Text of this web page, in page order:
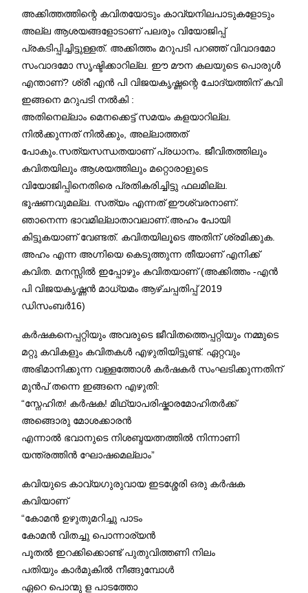
അക്കിത്തത്തിന്റെ കവിതയോടും കാവ്യനിലപാടുകളോടും
അല്ല ആശയങ്ങളോടാണ് പലരും വിയോജിപ്പ്
പ്രകടിപ്പിച്ചിട്ടുള്ളത്. അക്കിത്തം മറുപടി പറഞ്ഞ് വിവാദമോ
സംവാദമോ സൃഷ്ടിക്കാറില്ല. ഈ മൗന കലയുടെ പൊരുൾ
എന്താണ്? ശ്രീ എൻ പി വിജയകൃഷ്ണന്റെ ചോദ്യത്തിന് കവി
ഇങ്ങനെ മറുപടി നൽകി :
അതിനെല്ലാം മെനക്കെട്ട് സമയം കളയാറില്ല.
നിൽക്കുന്നത് നിൽക്കും, അല്ലാത്തത്
പോകും.സത്യസന്ധതയാണ് പ്രധാനം. ജീവിതത്തിലും
കവിതയിലും ആശയത്തിലും മറ്റൊരാളുടെ
വിയോജിപ്പിനെതിരെ പ്രതികരിച്ചിട്ടു ഫലമില്ല.
ഭൂഷണവുമല്ല. സത്യം എന്നത് ഈശ്വരനാണ്.
ഞാനെന്ന ഭാവമില്ലാതാവലാണ്.അഹം പോയി
കിട്ടുകയാണ് വേണ്ടത്. കവിതയിലൂടെ അതിന് ശ്രമിക്കുക.
അഹം എന്ന അഗ്നിയെ കെടുത്തുന്ന തീയാണ് എനിക്ക്
കവിത. മനസ്സിൽ ഇപ്പോഴും കവിതയാണ്‌ (അക്കിത്തം -എൻ
പി വിജയകൃഷ്ണൻ മാധ്യമം ആഴ്ചപ്പതിപ്പ് 2019
ഡിസംബർ16)
കർഷകനെപ്പറ്റിയും അവരുടെ ജീവിതത്തെപ്പറ്റിയും നമ്മുടെ
മറ്റു കവികളും കവിതകൾ എഴുതിയിട്ടുണ്ട്. ഏറ്റവും
അഭിമാനിക്കുന്ന വള്ളത്തോൾ കർഷകർ സംഘടിക്കുന്നതിന്
മുൻപ് തന്നെ ഇങ്ങനെ എഴുതി:
“സ്നേഹിത! കർഷക! മിഥ്യാപരിഷ്കാരമോഹിതർക്ക്
അങ്ങൊരു മോശക്കാരൻ
എന്നാൽ ഭവാനുടെ നിശബ്ദയത്നത്തിൽ നിന്നാണി
യന്ത്രത്തിൻ ഘോഷമെല്ലാം”
കവിയുടെ കാവ്യഗുരുവായ ഇടശ്ശേരി ഒരു കർഷക
കവിയാണ്‌
“കോമൻ ഉഴുതുമറിച്ചു പാടം
കോമൻ വിതച്ചു പൊന്നാര്യൻ
പൂതൽ ഇറക്കിക്കൊണ്ട് പുതുവിത്തണി നിലം
പതിയും കാർമുകിൽ നീങ്ങുമ്പോൾ
ഏറെ പൊന്മു ള പാടത്തോ